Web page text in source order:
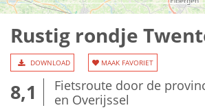
Rustig rondje
DOWNLOAD MAAK FAVORIET
8,1
Fietsroute door de
en Overijssel